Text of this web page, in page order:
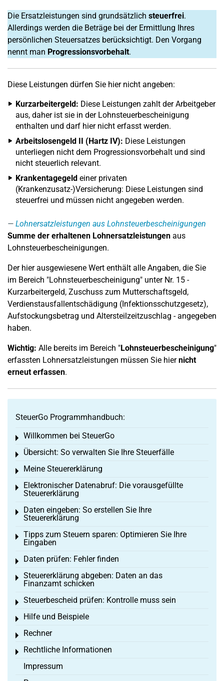
Die Ersatzleistungen sind grundsätzlich steuerfrei.
Allerdings werden die Beträge bei der Ermittlung Ihres
persönlichen Steuersatzes berücksichtigt. Den Vorgang
nennt man Progressionsvorbehalt.
Diese Leistungen dürfen Sie hier nicht angeben:
Kurzarbeitergeld: Diese Leistungen zahlt der Arbeitgeber
aus, daher ist sie in der Lohnsteuerbescheinigung
enthalten und darf hier nicht erfasst werden.
Arbeitslosengeld II (Hartz IV): Diese Leistungen
unterliegen nicht dem Progressionsvorbehalt und sind
nicht steuerlich relevant.
Krankentagegeld einer privaten
(Krankenzusatz-)Versicherung: Diese Leistungen sind
steuerfrei und müssen nicht angegeben werden.
Lohnersatzleistungen aus Lohnsteuerbescheinigungen
Summe der erhaltenen Lohnersatzleistungen aus
Lohnsteuerbescheinigungen.
Der hier ausgewiesene Wert enthält alle Angaben, die Sie
im Bereich "Lohnsteuerbescheinigung" unter Nr. 15 -
Kurzarbeitergeld, Zuschuss zum Mutterschaftsgeld,
Verdienstausfallentschädigung (Infektionsschutzgesetz),
Aufstockungsbetrag und Altersteilzeitzuschlag - angegeben
haben.
Wichtig: Alle bereits im Bereich "Lohnsteuerbescheinigung"
erfassten Lohnersatzleistungen müssen Sie hiernicht
erneut erfassen.
SteuerGo Programmhandbuch:
Willkommen bei SteuerGo
Toggle menu
Übersicht: So verwalten Sie Ihre Steuerfälle
Toggle menu
Meine Steuererklärung
Toggle menu
Elektronischer Datenabruf: Die vorausgefüllte
Steuererklärung
Toggle menu
Daten eingeben: So erstellen Sie Ihre
Steuererklärung
Toggle menu
Tipps zum Steuern sparen: Optimieren Sie Ihre
Eingaben
Toggle menu
Daten prüfen: Fehler finden
Toggle menu
Steuererklärung abgeben: Daten an das
Finanzamt schicken
Toggle menu
Steuerbescheid prüfen: Kontrolle muss sein
Toggle menu
Hilfe und Beispiele
Toggle menu
Rechner
Toggle menu
Rechtliche Informationen
Toggle menu
Impressum